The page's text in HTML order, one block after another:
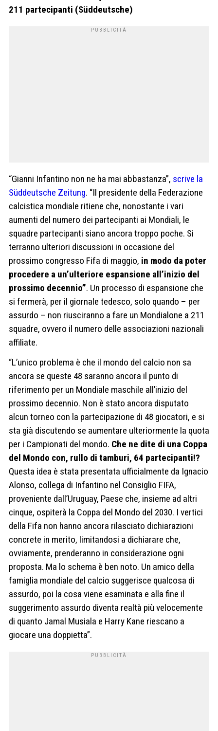
211 partecipanti (Süddeutsche)
“Gianni Infantino non ne ha mai abbastanza”, scrive la
Süddeutsche Zeitung. “Il presidente della Federazione
calcistica mondiale ritiene che, nonostante i vari
aumenti del numero dei partecipanti ai Mondiali, le
squadre partecipanti siano ancora troppo poche. Si
terranno ulteriori discussioni in occasione del
prossimo congresso Fifa di maggio, in modo da poter
procedere a un’ulteriore espansione all’inizio del
prossimo decennio”. Un processo di espansione che
si fermerà, per il giornale tedesco, solo quando – per
assurdo – non riusciranno a fare un Mondialone a 211
squadre, ovvero il numero delle associazioni nazionali
affiliate.
“L’unico problema è che il mondo del calcio non sa
ancora se queste 48 saranno ancora il punto di
riferimento per un Mondiale maschile all’inizio del
prossimo decennio. Non è stato ancora disputato
alcun torneo con la partecipazione di 48 giocatori, e si
sta già discutendo se aumentare ulteriormente la quota
per i Campionati del mondo. Che ne dite di una Coppa
del Mondo con, rullo di tamburi, 64 partecipanti!?
Questa idea è stata presentata ufficialmente da Ignacio
Alonso, collega di Infantino nel Consiglio FIFA,
proveniente dall’Uruguay, Paese che, insieme ad altri
cinque, ospiterà la Coppa del Mondo del 2030. I vertici
della Fifa non hanno ancora rilasciato dichiarazioni
concrete in merito, limitandosi a dichiarare che,
ovviamente, prenderanno in considerazione ogni
proposta. Ma lo schema è ben noto. Un amico della
famiglia mondiale del calcio suggerisce qualcosa di
assurdo, poi la cosa viene esaminata e alla fine il
suggerimento assurdo diventa realtà più velocemente
di quanto Jamal Musiala e Harry Kane riescano a
giocare una doppietta”.